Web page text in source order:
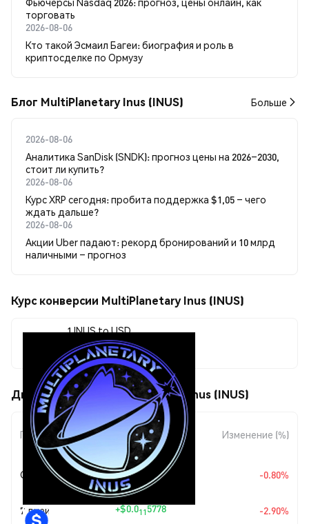
торговать
2026-08-06
Кто такой Эсмаил Багеи: биография и роль в
криптосделке по Ормузу
Блог MultiPlanetary Inus (INUS) Больше
2026-08-06
Аналитика SanDisk (SNDK): прогноз цены на 2026–2030,
стоит ли купить?
2026-08-06
Курс XRP сегодня: пробита поддержка $1,05 – чего
ждать дальше?
2026-08-06
Акции Uber падают: рекорд бронирований и 10 млрд
наличными – прогноз
Курс конверсии MultiPlanetary Inus (INUS)
1 INUS to USD
$0.0<sub>9</sub>1934
Движения цены MultiPlanetary Inus (INUS)
Период
Изменение
суммы
Изменение (%)
Сегодня +$0.0 1560 -0.80%
7 дней +$0.0115778 -2.90%